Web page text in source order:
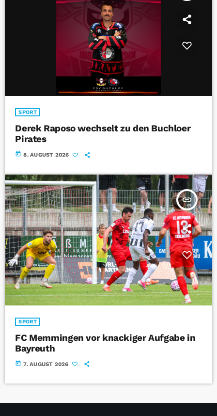
SPORT
Derek Raposo wechselt zu den Buchloer
Pirates
today 8. AUGUST 2026
insert_link
SPORT
FC Memmingen vor knackiger Aufgabe in
Bayreuth
today 7. AUGUST 2026